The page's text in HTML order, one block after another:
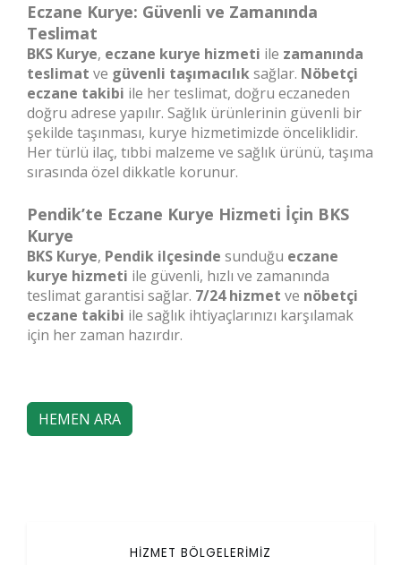
Eczane Kurye: Güvenli ve Zamanında
Teslimat
BKS Kurye, eczane kurye hizmeti ile zamanında
teslimat ve güvenli taşımacılıksağlar. Nöbetçi
eczane takibi ile her teslimat, doğru eczaneden
doğru adrese yapılır. Sağlık ürünlerinin güvenli bir
şekilde taşınması, kurye hizmetimizde önceliklidir.
Her türlü ilaç, tıbbi malzeme ve sağlık ürünü, taşıma
sırasında özel dikkatle korunur.
Pendik’te Eczane Kurye Hizmeti İçin BKS
Kurye
BKS Kurye, Pendik ilçesinde sunduğu eczane
kurye hizmeti ile güvenli, hızlı ve zamanında
teslimat garantisi sağlar. 7/24 hizmet ve nöbetçi
eczane takibi ile sağlık ihtiyaçlarınızı karşılamak
için her zaman hazırdır.
HEMEN ARA
HİZMET BÖLGELERİMİZ